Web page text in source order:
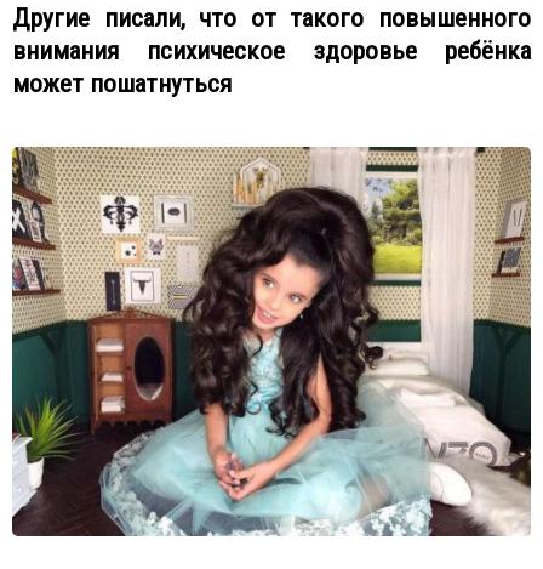
Другие писали, что от такого повышенного
внимания психическое здоровье ребёнка
может пошатнуться